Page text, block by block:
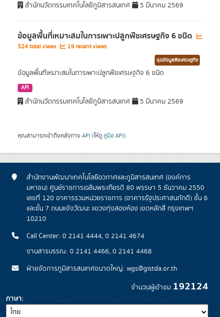
สำนักนวัตกรรมเทคโนโลยีภูมิสารสนเทศ 5 มีนาคม 2569
ข้อมูลพื้นที่เหมาะสมในการเพาะปลูกพืชเศรษฐกิจ 6 ชนิด
524 total views 19 recent views
ชุดข้อมูลพืชเศรษฐกิจ
ข้อมูลพื้นที่เหมาะสมในการเพาะปลูกพืชเศรษฐกิจ 6 ชนิด
API
สำนักนวัตกรรมเทคโนโลยีภูมิสารสนเทศ 5 มีนาคม 2569
คุณสามารถเข้าถึงคลังทาง API (ให้ดู คู่มือ API).
สำนักงานพัฒนาเทคโนโลยีอวกาศและภูมิสารสนเทศ (องค์การ
มหาชน) ศูนย์ราชการเฉลิมพระเกียรติ 80 พรรษา 5 ธันวาคม 2550
เลขที่ 120 อาคารรวมหน่วยราชการ (อาคารรัฐประศาสนภักดี) ชั้น 6
และชั้น 7 ถนนแจ้งวัฒนะ แขวงทุ่งสองห้อง เขตหลักสี่ กรุงเทพฯ
10210
Call Center: 0 2141 4444, 0 2141 4674
งานสารบรรณ: 0 2141 4466, 0 2141 4468
ฝ่ายจัดการภูมิสารสนเทศขนาดใหญ่: wgs@gistda.or.th
จำนวนผู้เข้าชม 192124
ภาษา